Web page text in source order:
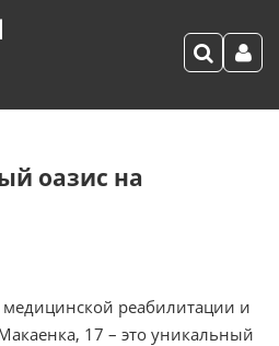
оазис на
медицинской реабилитации и
17 – это уникальный